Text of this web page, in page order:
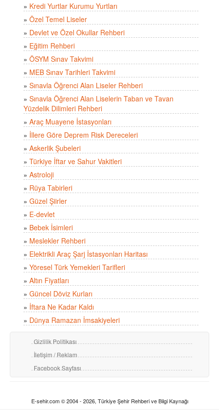
» Kredi Yurtlar Kurumu Yurtları
» Özel Temel Liseler
» Devlet ve Özel Okullar Rehberi
» Eğitim Rehberi
» ÖSYM Sınav Takvimi
» MEB Sınav Tarihleri Takvimi
» Sınavla Öğrenci Alan Liseler Rehberi
» Sınavla Öğrenci Alan Liselerin Taban ve Tavan
Yüzdelik Dilimleri Rehberi
» Araç Muayene İstasyonları
» İllere Göre Deprem Risk Dereceleri
» Askerlik Şubeleri
» Türkiye İftar ve Sahur Vakitleri
» Astroloji
» Rüya Tabirleri
» Güzel Şiirler
» E-devlet
» Bebek İsimleri
» Meslekler Rehberi
» Elektrikli Araç Şarj İstasyonları Haritası
» Yöresel Türk Yemekleri Tarifleri
» Altın Fiyatları
» Güncel Döviz Kurları
» İftara Ne Kadar Kaldı
» Dünya Ramazan İmsakiyeleri
Gizlilik Politikası
İletişim / Reklam
Facebook Sayfası
E-sehir.com © 2004 - 2026, Türkiye Şehir Rehberi ve Bilgi Kaynağı